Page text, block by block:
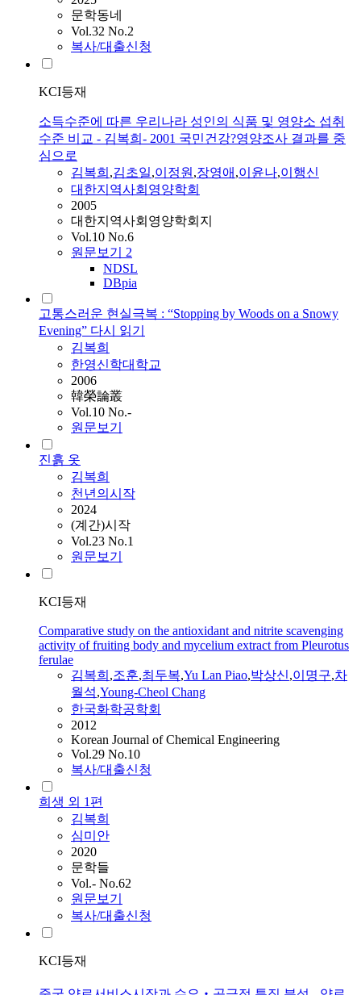
문학동네
Vol.32 No.2
복사/대출신청
KCI등재
소득수준에 따른 우리나라 성인의 식품 및 영양소 섭취
수준 비교 - 김복희- 2001 국민건강?영양조사 결과를 중
심으로
김복희 ,김초일,이정원,장영애 ,이윤나,이행신
대한지역사회영양학회
2005
대한지역사회영양학회지
Vol.10 No.6
원문보기 2
NDSL
DBpia
고통스러운 현실극복 : “Stopping by Woods on a Snowy
Evening” 다시 읽기
김복희
한영신학대학교
2006
韓榮論叢
Vol.10 No.-
원문보기
진흙 옷
김복희
천년의시작
2024
(계간)시작
Vol.23 No.1
원문보기
KCI등재
Comparative study on the antioxidant and nitrite scavenging
activity of fruiting body and mycelium extract from Pleurotus
ferulae
김복희 ,조훈,최두복,Yu Lan Piao,박상신,이명구,차
월석,Young-Cheol Chang
한국화학공학회
2012
Korean Journal of Chemical Engineering
Vol.29 No.10
복사/대출신청
희생 외 1편
김복희
심미안
2020
문학들
Vol.- No.62
원문보기
복사/대출신청
KCI등재